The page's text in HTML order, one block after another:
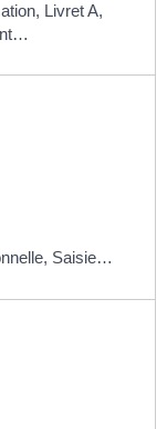
Livret A,
Saisie…